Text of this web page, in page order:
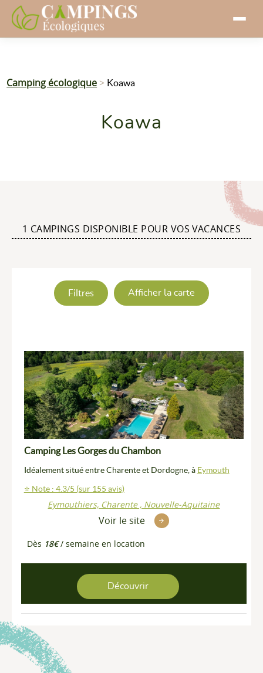
Camping écologique > Koawa
Koawa
1 CAMPINGS DISPONIBLE POUR VOS VACANCES
Filtres Afficher la carte
Camping Les Gorges du Chambon
Idéalement situé entre Charente et Dordogne, à Eymouth
⭐ Note : 4.3/5 (sur 155 avis)
Eymouthiers, Charente , Nouvelle-Aquitaine
Voir le site
Dès 18€/ semaine en location
Découvrir